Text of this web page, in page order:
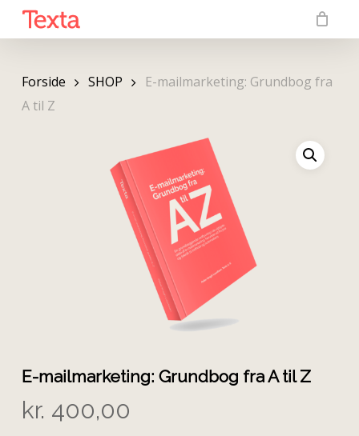
Skip
Forside
SHOP
E-mailmarketing: Grundbog fra
A til Z
E-mailmarketing: Grundbog fra A til Z
kr. 400,00